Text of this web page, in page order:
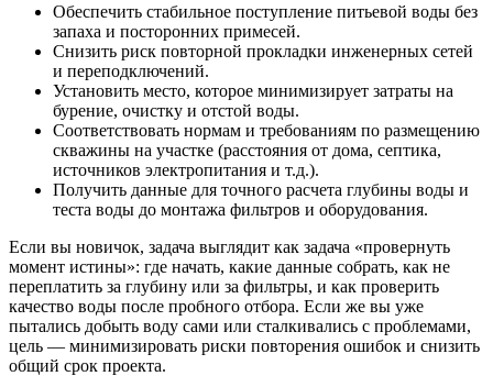
Обеспечить стабильное поступление питьевой воды без
запаха и посторонних примесей.
Снизить риск повторной прокладки инженерных сетей
и переподключений.
Установить место, которое минимизирует затраты на
бурение, очистку и отстой воды.
Соответствовать нормам и требованиям по размещению
скважины на участке (расстояния от дома, септика,
источников электропитания и т.д.).
Получить данные для точного расчета глубины воды и
теста воды до монтажа фильтров и оборудования.
Если вы новичок, задача выглядит как задача «провернуть
момент истины»: где начать, какие данные собрать, как не
переплатить за глубину или за фильтры, и как проверить
качество воды после пробного отбора. Если же вы уже
пытались добыть воду сами или сталкивались с проблемами,
цель — минимизировать риски повторения ошибок и снизить
общий срок проекта.